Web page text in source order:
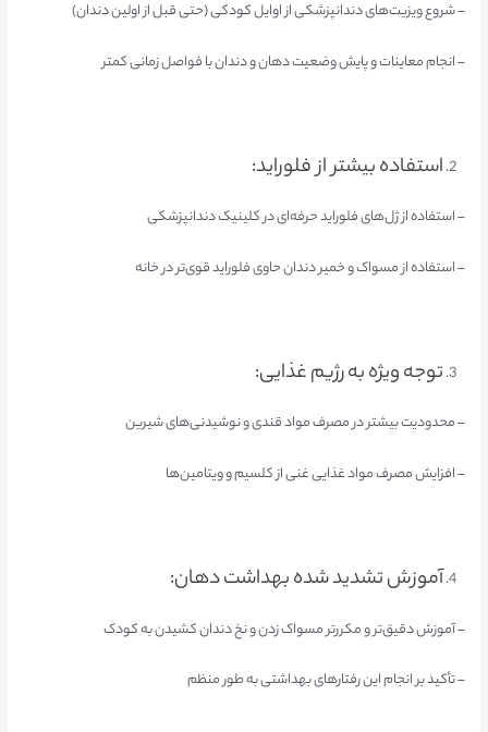
– شروع ویزیت‌های دندانپزشکی از اوایل کودکی (حتی قبل از اولین دندان)
– انجام معاینات و پایش وضعیت دهان و دندان با فواصل زمانی کمتر
استفاده بیشتر از فلوراید:
– استفاده از ژل‌های فلوراید حرفه‌ای در کلینیک دندانپزشکی
– استفاده از مسواک و خمیر دندان حاوی فلوراید قوی‌تر در خانه
توجه ویژه به رژیم غذایی:
– محدودیت بیشتر در مصرف مواد قندی و نوشیدنی‌های شیرین
– افزایش مصرف مواد غذایی غنی از کلسیم و ویتامین‌ها
آموزش تشدید شده بهداشت دهان:
– آموزش دقیق‌تر و مکرر‌تر مسواک زدن و نخ دندان کشیدن به کودک
– تأکید بر انجام این رفتارهای بهداشتی به طور منظم